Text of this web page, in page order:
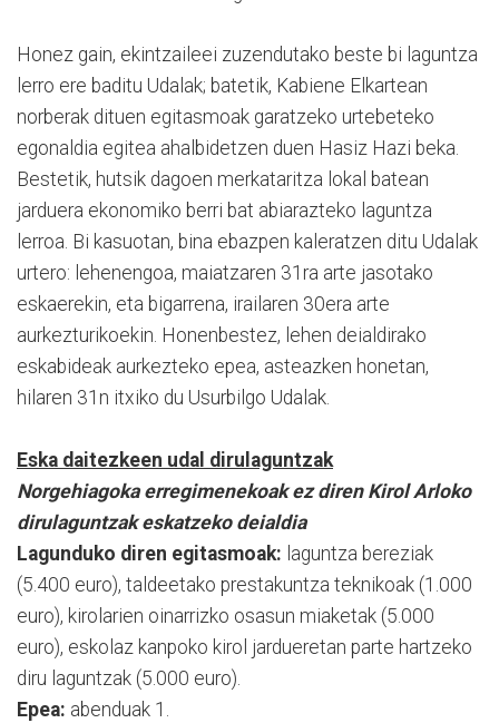
Honez gain, ekintzaileei zuzendutako beste bi laguntza
lerro ere baditu Udalak; batetik, Kabiene Elkartean
norberak dituen egitasmoak garatzeko urtebeteko
egonaldia egitea ahalbidetzen duen Hasiz Hazi beka.
Bestetik, hutsik dagoen merkataritza lokal batean
jarduera ekonomiko berri bat abiarazteko laguntza
lerroa. Bi kasuotan, bina ebazpen kaleratzen ditu Udalak
urtero: lehenengoa, maiatzaren 31ra arte jasotako
eskaerekin, eta bigarrena, irailaren 30era arte
aurkezturikoekin. Honenbestez, lehen deialdirako
eskabideak aurkezteko epea, asteazken honetan,
hilaren 31n itxiko du Usurbilgo Udalak.
Eska daitezkeen udal dirulaguntzak
Norgehiagoka erregimenekoak ez diren Kirol Arloko
dirulaguntzak eskatzeko deialdia
Lagunduko diren egitasmoak: laguntza bereziak
(5.400 euro), taldeetako prestakuntza teknikoak (1.000
euro), kirolarien oinarrizko osasun miaketak (5.000
euro), eskolaz kanpoko kirol jardueretan parte hartzeko
diru laguntzak (5.000 euro).
Epea: abenduak 1.